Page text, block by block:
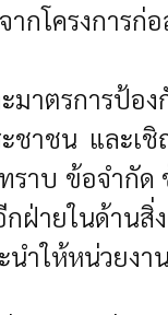
โครงการก่
มาตรการป้อ
ชาชน และเ
าบ ข้อจำกัด
กฝ่ายในด้า
ให้หน่วยงา